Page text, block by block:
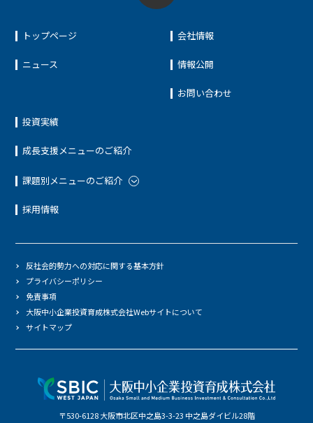
トップページ
ニュース
投資実績
成長支援メニューのご紹介
課題別メニューのご紹介
採用情報
会社情報
情報公開
お問い合わせ
〒530-6128 大阪市北区中之島3-3-23 中之島ダイビル28階
反社会的勢力への対応に関する基本方針
プライバシーポリシー
免責事項
大阪中小企業投資育成株式会社Webサイトについて
サイトマップ